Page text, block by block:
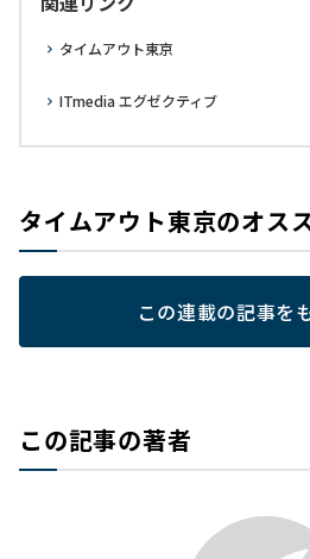
タイムアウト東京
ITmedia エグゼクティブ
タイムアウト東京のオス
この連載の記事を
この記事の著者